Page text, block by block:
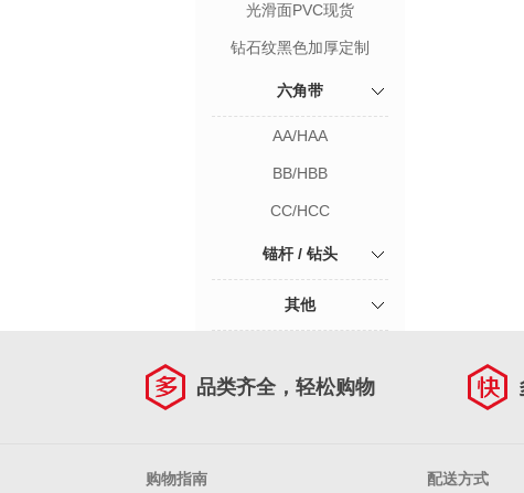
光滑面PVC现货
钻石纹黑色加厚定制
六角带
AA/HAA
BB/HBB
CC/HCC
锚杆 / 钻头
其他
品类齐全，轻松购物
购物指南 配送方式